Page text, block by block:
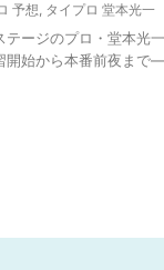
予想, タイプロ 堂本光一
テージのプロ・堂本
開始から本番前夜まで